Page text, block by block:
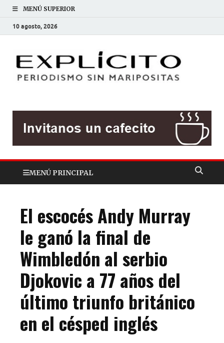
MENÚ SUPERIOR
10 agosto, 2026
MENÚ PRINCIPAL
El escocés Andy Murray
le ganó la final de
Wimbledón al serbio
Djokovic a 77 años del
último triunfo británico
en el césped inglés